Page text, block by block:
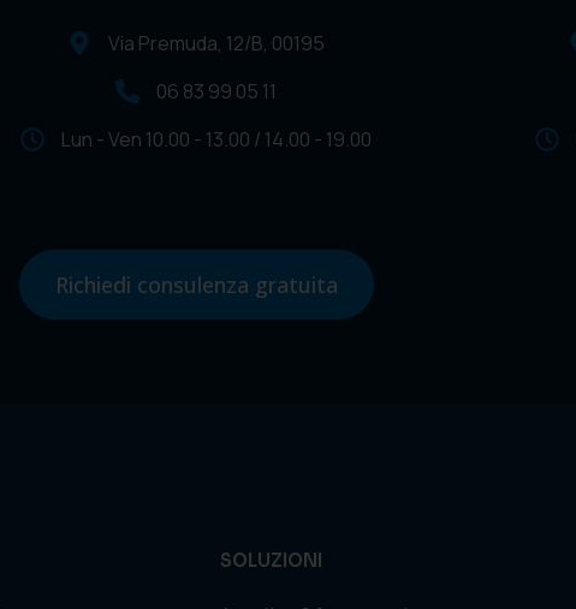
Via Premuda, 12/B, 00195
06 83 99 05 11
Lun - Ven 10.00 - 13.00 / 14.00 - 19.00
Richiedi consulenza gratuita
SOLUZIONI